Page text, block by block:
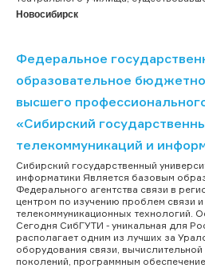
Новосибирск
Федеральное
образовательное
высшего
«Сибирский
телекоммуникаций и
Сибирский государственный
информатики Является базовым
Федерального агентства связи в
центром по изучению проблем связи
телекоммуникационных технологий.
Сегодня СибГУТИ - уникальная для
располагает одним из лучших за
оборудования связи,
поколений, программным